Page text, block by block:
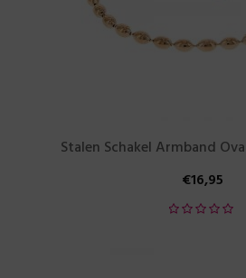
Stalen Schakel Armband
€16,95